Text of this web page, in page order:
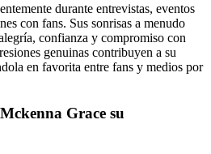
durante entrevistas, eventos
con fans. Sus sonrisas a menudo
confianza y compromiso con
genuinas contribuyen a su
en favorita entre fans y medios por
Grace su